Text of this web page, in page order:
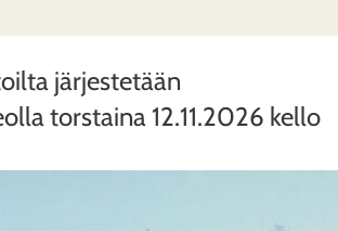
järjestetään
torstaina 12.11.2026 kello